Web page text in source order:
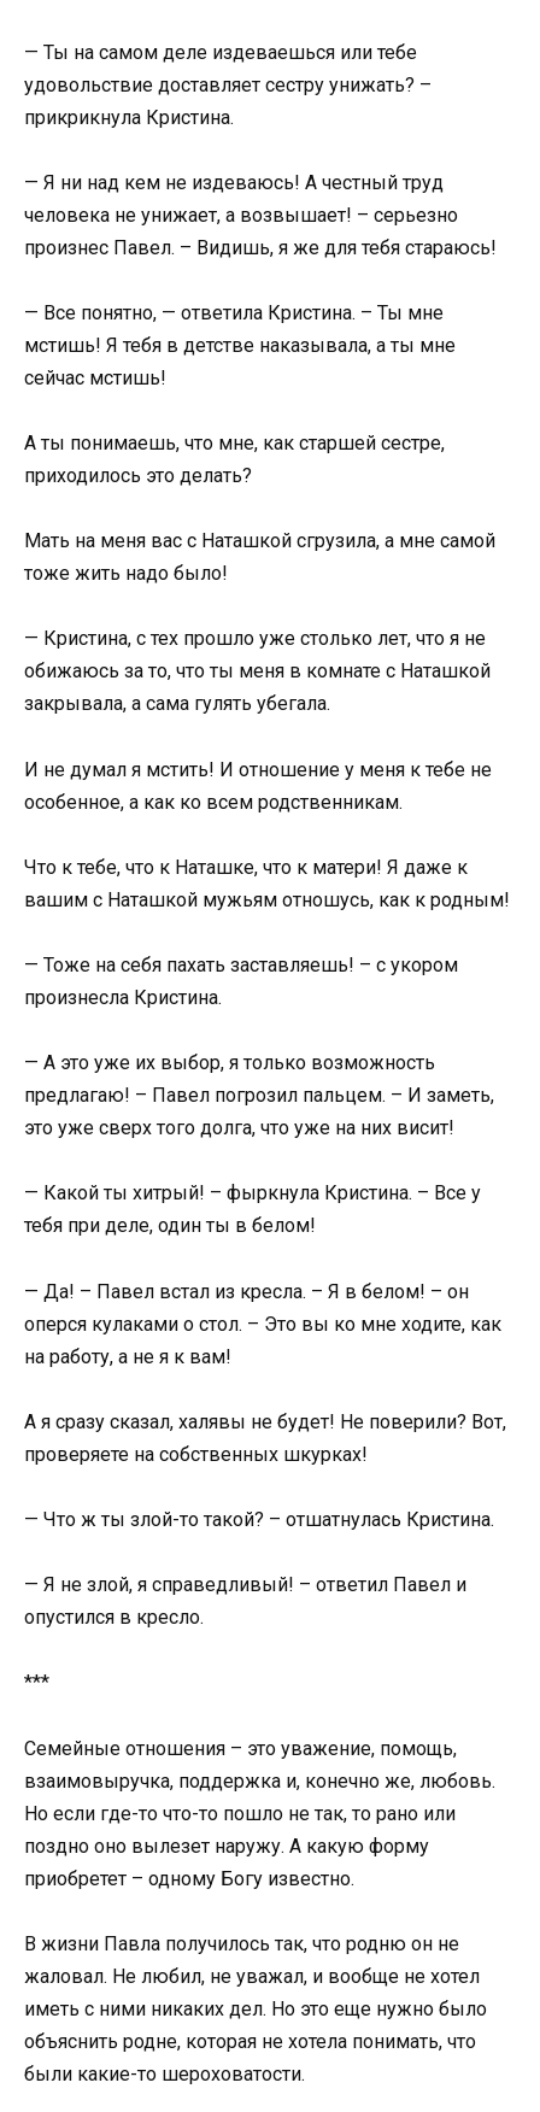
— Ты на самом деле издеваешься или тебе
удовольствие доставляет сестру унижать? –
прикрикнула Кристина.
— Я ни над кем не издеваюсь! А честный труд
человека не унижает, а возвышает! – серьезно
произнес Павел. – Видишь, я же для тебя стараюсь!
— Все понятно, — ответила Кристина. – Ты мне
мстишь! Я тебя в детстве наказывала, а ты мне
сейчас мстишь!
А ты понимаешь, что мне, как старшей сестре,
приходилось это делать?
Мать на меня вас с Наташкой сгрузила, а мне самой
тоже жить надо было!
— Кристина, с тех прошло уже столько лет, что я не
обижаюсь за то, что ты меня в комнате с Наташкой
закрывала, а сама гулять убегала.
И не думал я мстить! И отношение у меня к тебе не
особенное, а как ко всем родственникам.
Что к тебе, что к Наташке, что к матери! Я даже к
вашим с Наташкой мужьям отношусь, как к родным!
— Тоже на себя пахать заставляешь! – с укором
произнесла Кристина.
— А это уже их выбор, я только возможность
предлагаю! – Павел погрозил пальцем. – И заметь,
это уже сверх того долга, что уже на них висит!
— Какой ты хитрый! – фыркнула Кристина. – Все у
тебя при деле, один ты в белом!
— Да! – Павел встал из кресла. – Я в белом! – он
оперся кулаками о стол. – Это вы ко мне ходите, как
на работу, а не я к вам!
А я сразу сказал, халявы не будет! Не поверили? Вот,
проверяете на собственных шкурках!
— Что ж ты злой-то такой? – отшатнулась Кристина.
— Я не злой, я справедливый! – ответил Павел и
опустился в кресло.
***
Семейные отношения – это уважение, помощь,
взаимовыручка, поддержка и, конечно же, любовь.
Но если где-то что-то пошло не так, то рано или
поздно оно вылезет наружу. А какую форму
приобретет – одному Богу известно.
В жизни Павла получилось так, что родню он не
жаловал. Не любил, не уважал, и вообще не хотел
иметь с ними никаких дел. Но это еще нужно было
объяснить родне, которая не хотела понимать, что
были какие-то шероховатости.